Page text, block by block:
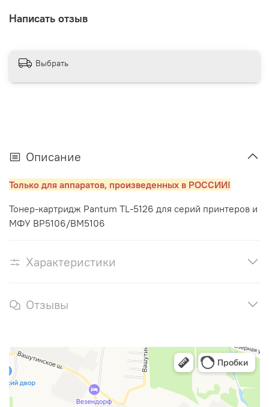
Написать отзыв
Выбрать
Описание
Только для аппаратов, произведенных в РОССИИ!
Тонер-картридж Pantum TL-5126 для серий принтеров и
МФУ BP5106/BM5106
Характеристики
Отзывы